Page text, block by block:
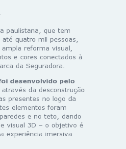
paulistana, que tem
quatro mil pessoas,
reforma visual,
e cores conectados à
da Seguradora.
desenvolvido pelo
através da desconstrução
presentes no logo da
elementos foram
e no teto, dando
visual 3D – o objetivo é
experiência imersiva